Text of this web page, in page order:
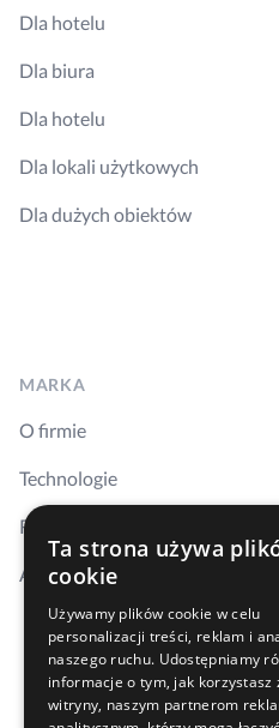
Dla hotelu
Dla biura
Dla hotelu
Dla lokali użytkowych
Dla dużych obiektów
MARKA
O firmie
Technologie
Realizacje
Aktualności
Ta strona używa
cookie
Używamy plików cookie w celu
personalizacji treści, reklam i
naszego ruchu. Udostępniamy
informacje o tym, jak korzystasz
witryny, naszym partnerom